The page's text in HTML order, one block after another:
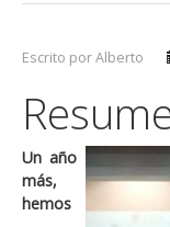
Escrito por Alberto
Un año
más,
hemos